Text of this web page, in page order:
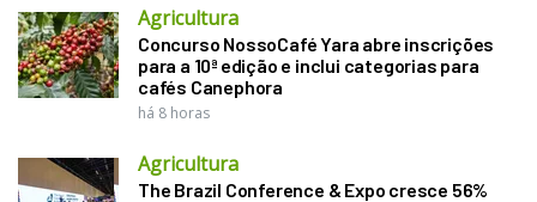
Agricultura
Concurso NossoCafé Yara abre inscrições
para a 10ª edição e inclui categorias para
cafés Canephora
há 8 horas
Agricultura
The Brazil Conference & Expo cresce 56%